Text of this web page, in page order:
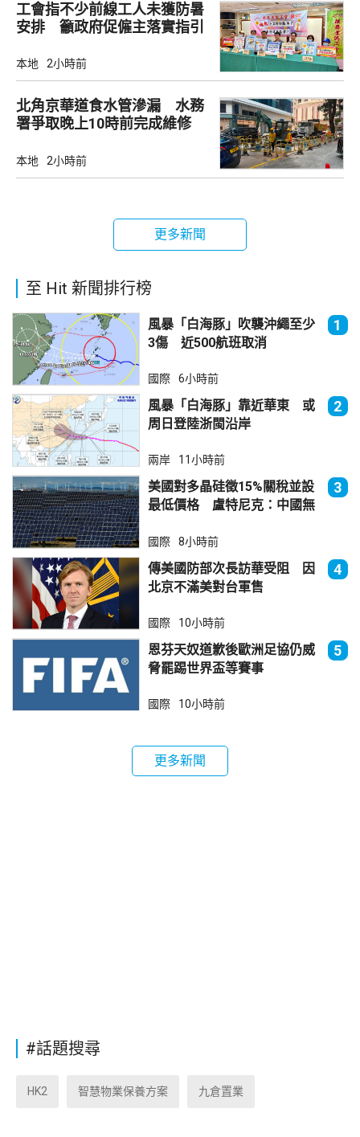
工會指不少前線工人未獲防暑
安排 籲政府促僱主落實指引
本地 2小時前
北角京華道食水管滲漏 水務
署爭取晚上10時前完成維修
本地 2小時前
更多新聞
至 Hit 新聞排行榜
風暴「白海豚」吹襲沖繩至少
3傷 近500航班取消
1
國際 6小時前
風暴「白海豚」靠近華東 或
周日登陸浙閩沿岸
2
兩岸 11小時前
美國對多晶硅徵15%關稅並設
最低價格 盧特尼克：中國無
3
國際 8小時前
傳美國防部次長訪華受阻 因
北京不滿美對台軍售
4
國際 10小時前
恩芬天奴道歉後歐洲足協仍威
脅罷踢世界盃等賽事
5
國際 10小時前
更多新聞
#話題搜尋
HK2 智慧物業保養方案 九倉置業